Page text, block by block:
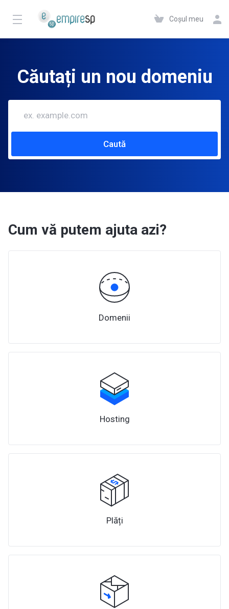
Coșul meu
Căutați un nou domeniu
Cum vă putem ajuta azi?
Domenii
Hosting
Plăți